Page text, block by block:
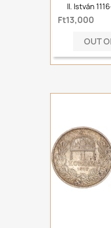
II. István
Ft13,000
OUT